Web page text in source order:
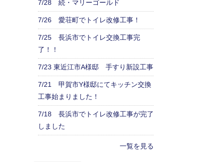
7/28 続・マリーゴールド
7/26 愛荘町でトイレ改修工事！
7/25 長浜市でトイレ交換工事完
了！！
7/23 東近江市A様邸 手すり新設工事
7/21 甲賀市Y様邸にてキッチン交換
工事始まりました！
7/18 長浜市でトイレ改修工事が完了
しました
一覧を見る